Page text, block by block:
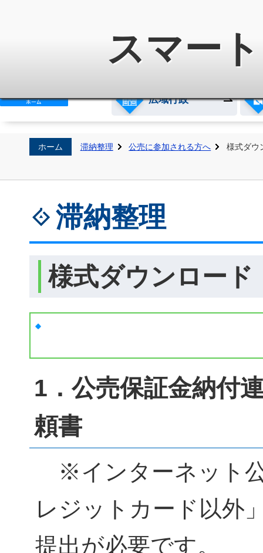
スマー
広域行政
ホーム 滞納整理 公売に参加される方へ 様式ダウ
滞納整理
様式ダウンロード
1．公売保証金納付
頼書
※インターネット
レジットカード以外
提出が必要です。